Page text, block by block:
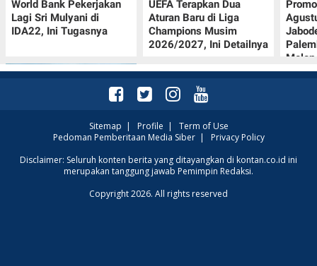
World Bank Pekerjakan
Lagi Sri Mulyani di
IDA22, Ini Tugasnya
UEFA Terapkan Dua
Aturan Baru di Liga
Champions Musim
2026/2027, Ini Detailnya
Intip Prakiraan Cuaca
Sumsel Kamis (6/8):
Mendominasi, Siapkan
Sitemap | Profile | Term of Use
Pedoman Pemberitaan Media Siber| Privacy Policy
Disclaimer: Seluruh konten berita yang ditayangkan di kontan.co.id ini
merupakan tanggung jawab Pemimpin Redaksi.
Copyright 2026. All rights reserved